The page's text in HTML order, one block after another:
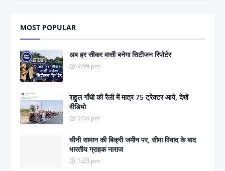
MOST POPULAR
अब हर सीकर वासी बनेगा सिटीजन रिपोर्टर
9:59 pm
राहुल गाँधी की रैली में मात्र 75 ट्रेक्टर आये, देखें
वीडियो
2:04 pm
चीनी सामान की बिक्री जमीन पर, सीमा विवाद के बाद
भारतीय ग्राहक नाराज
1:23 pm